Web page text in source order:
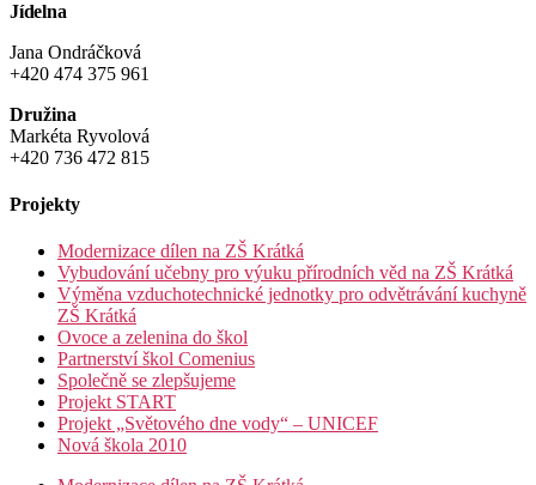
Jídelna
Jana Ondráčková
+420 474 375 961
Družina
Markéta Ryvolová
+420 736 472 815
Projekty
Modernizace dílen na ZŠ Krátká
Vybudování učebny pro výuku přírodních věd na ZŠ Krátká
Výměna vzduchotechnické jednotky pro odvětrávání kuchyně
ZŠ Krátká
Ovoce a zelenina do škol
Partnerství škol Comenius
Společně se zlepšujeme
Projekt START
Projekt „Světového dne vody“ – UNICEF
Nová škola 2010